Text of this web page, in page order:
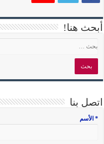
أبحث هنا!
اتصل بنا
* الأسم